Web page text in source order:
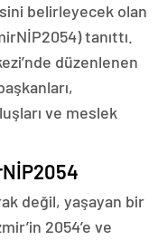
belirleyecek olan
tanıttı.
düzenlenen
ve meslek
değil, yaşayan bir
2054’e ve